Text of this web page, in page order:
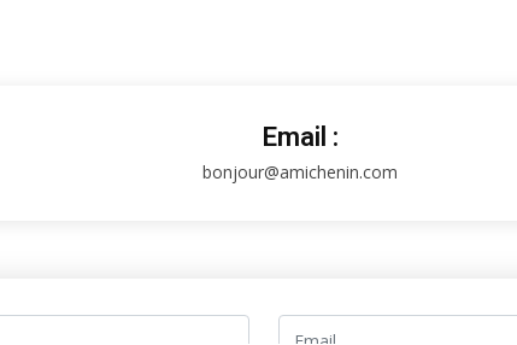
Email :
bonjour@amichenin.com